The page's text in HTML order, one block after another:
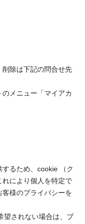
除は下記の問合せ先
メニュー「マイアカ
るため、cookie （ク
れにより個人を特定で
様のプライバシーを
望されない場合は、ブ